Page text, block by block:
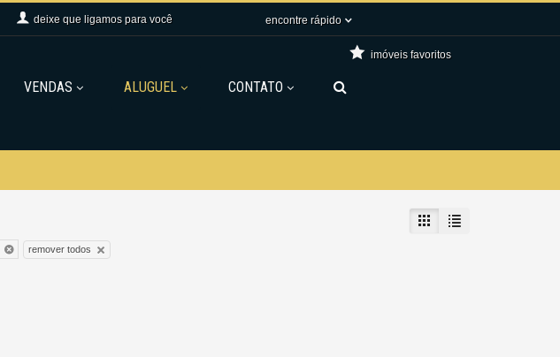
deixe que ligamos para você encontre rápido
imóveis favoritos
VENDAS ALUGUEL CONTATO
remover todos